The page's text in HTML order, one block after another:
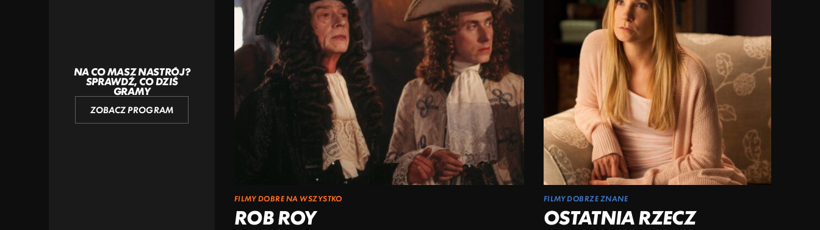
NA CO MASZ NASTRÓJ?
SPRAWDŹ, CO DZIŚ
GRAMY
ZOBACZ PROGRAM
FILMY DOBRE NA WSZYSTKO
ROB ROY
FILMY DOBRZE ZNANE
OSTATNIA RZECZ